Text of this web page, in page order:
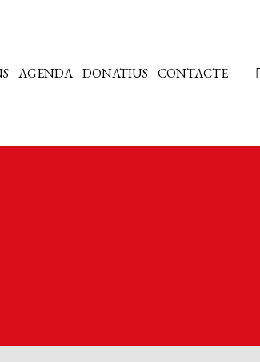
AGENDA DONATIUS CONTACTE